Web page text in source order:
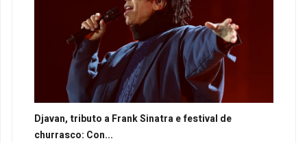
Djavan, tributo a Frank Sinatra e festival de
churrasco: Con...